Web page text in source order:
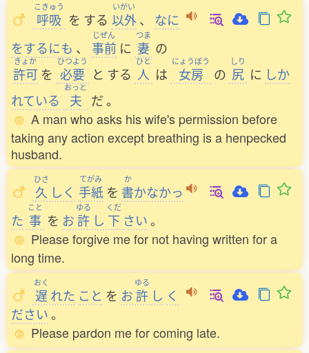
こきゅう
呼吸 を する
いがい
以外 、
なに
をするにも 、
じぜん
事前 に
つま
妻 の
きょか
許可 を
ひつよう
必要 と する
ひと
人 は
にょうぼう
女房 の
しり
尻 に しか
れている
おっと
夫 だ。
A man who asks his wife's permission before
taking any action except breathing is a henpecked
husband.
ひさ
久 しく
てがみ
手紙 を
か
書かなかっ
た
こと
事 を お
ゆる
許 し
くだ
下 さい。
Please forgive me for not having written for a
long time.
おく
遅 れた こと を お
ゆる
許 し く
ださい。
Please pardon me for coming late.